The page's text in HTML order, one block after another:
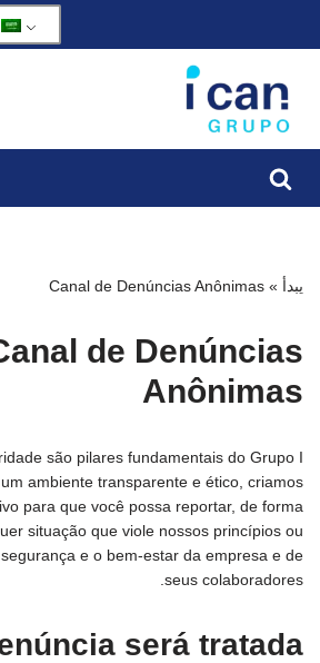
الى
المحتوى
يبدأ »
Canal de Denúncias Anônimas
de Denúncias
Anônimas
são pilares fundamentais do Grupo I
ambiente transparente e ético, criamos
para que você possa reportar, de forma
situação que viole nossos princípios ou
e o bem-estar da empresa e de
seus colaboradores.
será tratada